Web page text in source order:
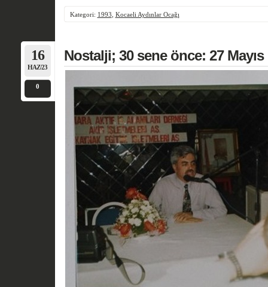
Kategori: 1993 Kocaeli Aydınlar Ocağı
16
HAZ/23
0
Nostalji; 30 sene önce: 27 Mayıs